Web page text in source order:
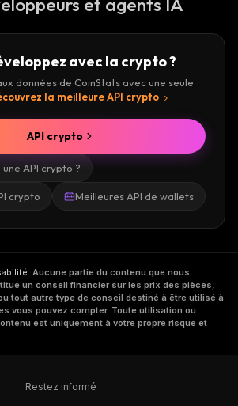
avec la crypto ?
données de CoinStats avec une seule
la meilleure API crypto
API crypto ?
crypto Meilleures API de wallets
API crypto
. Aucune partie du contenu que nous
un conseil financier sur les prix des pièces,
tout autre type de conseil destiné à être utilisé à
vous pouvez compter. Toute utilisation ou
est uniquement à votre propre risque et
Restez informé